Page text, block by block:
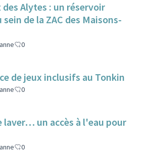
des Alytes : un réservoir
de la ZAC des Maisons-
0
de jeux inclusifs au Tonkin
0
laver… un accès à l'eau pour
0